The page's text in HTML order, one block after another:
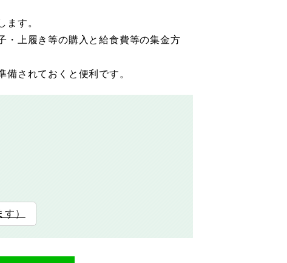
ます。
・上履き等の購入と給食費等の集金方
されておくと便利です。
）